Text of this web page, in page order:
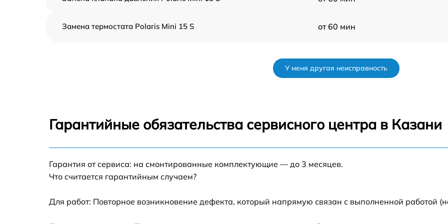
Замена термостата Polaris Mini 15 S от 60 мин
Ремонт/замена датчика температуры Polaris
Замена прокладки Polaris Mini 15 S от 60 мин
У меня другая неисправность
Гарантийные обязательства сервисного центра в Казани
Гарантия от сервиса: на смонтированные комплектующие — до 3 месяцев.
Что считается гарантийным случаем?
Для работ: Повторное возникновение дефекта, который напрямую связан с выполненной работой